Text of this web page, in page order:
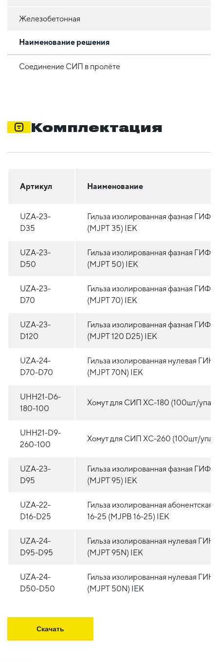
Железобетонная
Наименование решения
Соединение СИП в пролёте
Комплектация
Артикул Наименование
UZA-23-
D35
Гильза изолированная фазная ГИФ
(MJPT 35) IEK
UZA-23-
D50
Гильза изолированная фазная ГИФ
(MJPT 50) IEK
UZA-23-
D70
Гильза изолированная фазная ГИФ
(MJPT 70) IEK
UZA-23-
D120
Гильза изолированная фазная ГИФ
(MJPT 120 D25) IEK
UZA-24-
D70-D70
Гильза изолированная нулевая ГИН
(MJPT 70N) IEK
UHH21-D6-
180-100
Хомут для СИП ХС-180 (100шт/
UHH21-D9-
260-100
Хомут для СИП ХС-260 (100шт/
UZA-23-
D95
Гильза изолированная фазная ГИФ
(MJPT 95) IEK
UZA-22-
D16-D25
Гильза изолированная абонентская
16-25 (MJPB 16-25) IEK
UZA-24-
D95-D95
Гильза изолированная нулевая ГИН
(MJPT 95N) IEK
UZA-24-
D50-D50
Гильза изолированная нулевая ГИН
(MJPT 50N) IEK
Скачать